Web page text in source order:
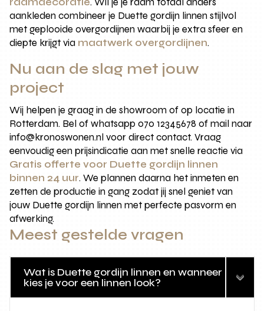
aankleden combineer je Duette gordijn linnen stijlvol
met geplooide overgordijnen waarbij je extra sfeer en
diepte krijgt via maatwerk overgordijnen.
Nu aan de slag met jouw
project
Wij helpen je graag in de showroom of op locatie in
Rotterdam. Bel of whatsapp 070 12345678 of mail naar
info@kronoswonen.nl voor direct contact. Vraag
eenvoudig een prijsindicatie aan met snelle reactie via
Gratis offerte voor Duette gordijn linnen
binnen 24 uur. We plannen daarna het inmeten en
zetten de productie in gang zodat jij snel geniet van
jouw Duette gordijn linnen met perfecte pasvorm en
afwerking.
Meest gestelde vragen
Wat is Duette gordijn linnen en wanneer
kies je voor een linnen look?